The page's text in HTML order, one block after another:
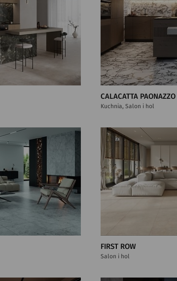
CALACATTA PAONAZZO
Kuchnia, Salon i hol
FIRST ROW
Salon i hol